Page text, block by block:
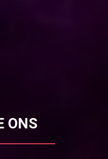
ONS